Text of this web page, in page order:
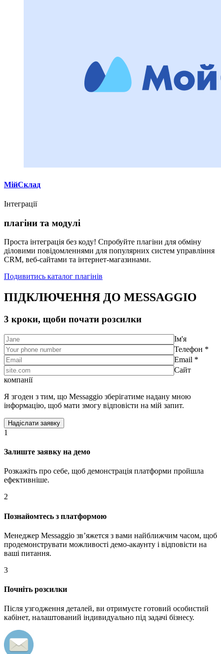
МійСклад
Інтеграції
плагіни та модулі
Проста інтеграція без коду! Спробуйте плагіни для обміну
діловими повідомленнями для популярних систем управління
CRM, веб-сайтами та інтернет-магазинами.
Подивитись каталог плагінів
ПІДКЛЮЧЕННЯ ДО MESSAGGIO
3 кроки, щоби почати розсилки
Ім'я
Телефон *
Email *
Сайт
компанії
Я згоден з тим, що Messaggio зберігатиме надану мною
інформацію, щоб мати змогу відповісти на мій запит.
1
Залиште заявку на демо
Розкажіть про себе, щоб демонстрація платформи пройшла
ефективніше.
2
Познайомтесь з платформою
Менеджер Messaggio звʼяжется з вами найближчим часом, щоб
продемонструвати можливості демо-акаунту і відповісти на
ваші питання.
3
Почніть розсилки
Після узгодження деталей, ви отримуєте готовий особистий
кабінет, налаштований індивидуально під задачі бізнесу.